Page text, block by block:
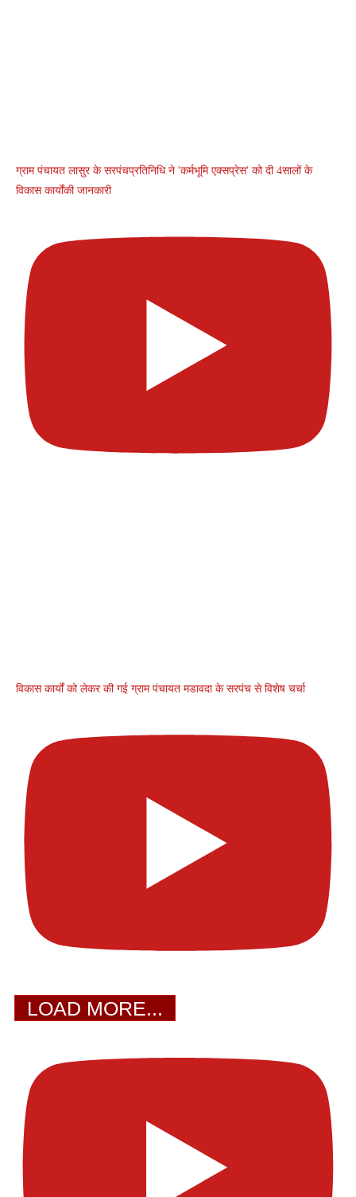
ग्राम पंचायत लासुर के सरपंचप्रतिनिधि ने 'कर्मभूमि एक्सप्रेस' को दी 4सालों के
विकास कार्योंकी जानकारी
विकास कार्यों को लेकर की गई ग्राम पंचायत मडावदा के सरपंच से विशेष चर्चा
LOAD MORE...